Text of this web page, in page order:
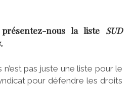
nous la liste SUD
pas juste une liste pour le
pour défendre les droits